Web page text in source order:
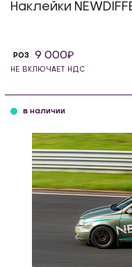
Наклейки
РОЗ 9 000
НЕ ВКЛЮЧАЕТ НДС
в наличии